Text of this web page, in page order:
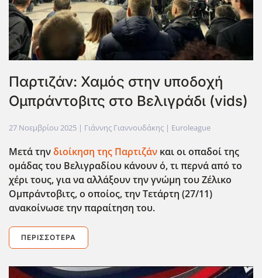
Παρτιζάν: Χαμός στην υποδοχή
Ομπράντοβιτς στο Βελιγράδι (vids)
27 Νοεμβρίου 2025 | Γιάννης Γιαννουδάκης | Euroleague
Μετά τηνδιοίκηση της Παρτιζάν και οι οπαδοί της
ομάδας του Βελιγραδίου κάνουν ό, τι περνά από το
χέρι τους, για να αλλάξουν την γνώμη του Ζέλικο
Ομπράντοβιτς, ο οποίος, την Τετάρτη (27/11)
ανακοίνωσε την παραίτηση του.
ΠΕΡΙΣΣΌΤΕΡΑ